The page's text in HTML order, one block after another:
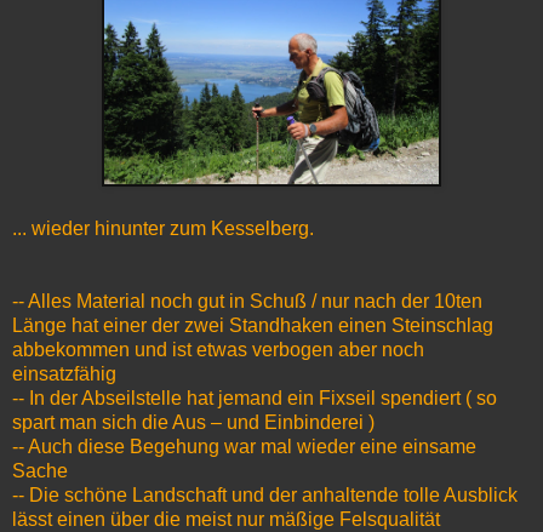
... wieder hinunter zum Kesselberg.
-- Alles Material noch gut in Schuß / nur nach der 10ten
Länge hat einer der zwei Standhaken einen Steinschlag
abbekommen und ist etwas verbogen aber noch
einsatzfähig
-- In der Abseilstelle hat jemand ein Fixseil spendiert ( so
spart man sich die Aus – und Einbinderei )
-- Auch diese Begehung war mal wieder eine einsame
Sache
-- Die schöne Landschaft und der anhaltende tolle Ausblick
lässt einen über die meist nur mäßige Felsqualität